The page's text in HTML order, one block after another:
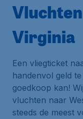
Virginia
Een vliegticket
handenvol geld
goedkoop kan!
vluchten naar
steeds de meest